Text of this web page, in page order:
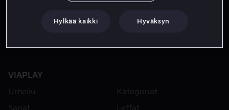
VIAPLAY
Urheilu
Kategoriat
Sarjat
Leffat
Hylkää kaikki Hyväksyn